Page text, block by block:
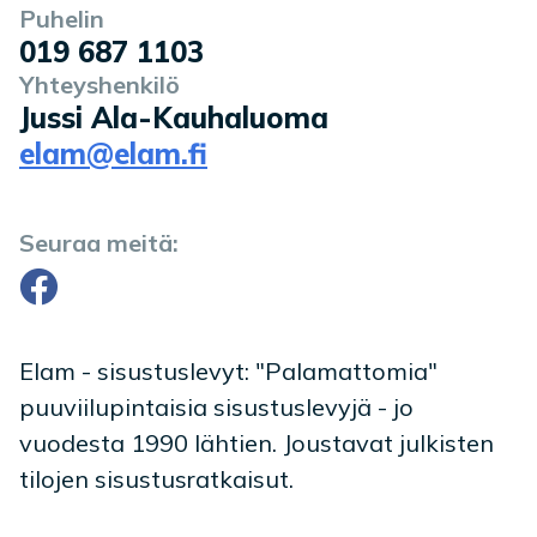
Puhelin
019 687 1103
Yhteyshenkilö
Jussi Ala-Kauhaluoma
elam@elam.fi
Seuraa meitä:
Facebook
Elam - sisustuslevyt: "Palamattomia"
puuviilupintaisia sisustuslevyjä - jo
vuodesta 1990 lähtien. Joustavat julkisten
tilojen sisustusratkaisut.